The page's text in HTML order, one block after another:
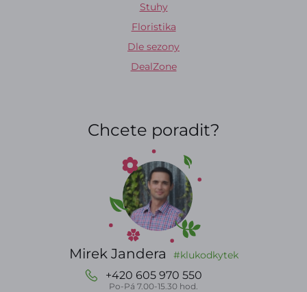
Stuhy
Floristika
Dle sezony
DealZone
Chcete poradit?
Mirek Jandera #klukodkytek
+420 605 970 550
Po-Pá 7.00-15.30 hod.